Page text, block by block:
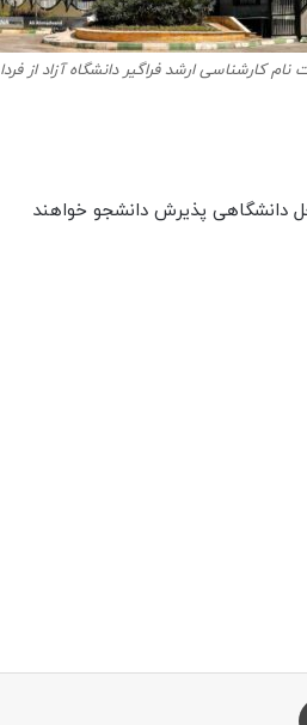
نام کارشناسی ارشد فراگیر دانشگاه آزاد از فردا
فراگیر کارشناسی ارشد دانشگاه آزاد اسلامی در قالب ۳۹۴۸ رشته محل دانشگاهی پذیرش دانشجو خواهند